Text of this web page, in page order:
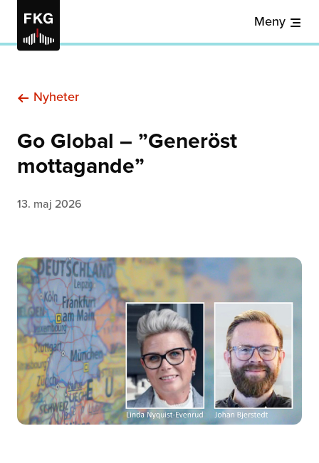
Meny
Nyheter
Go Global – ”Generöst
mottagande”
13. maj 2026